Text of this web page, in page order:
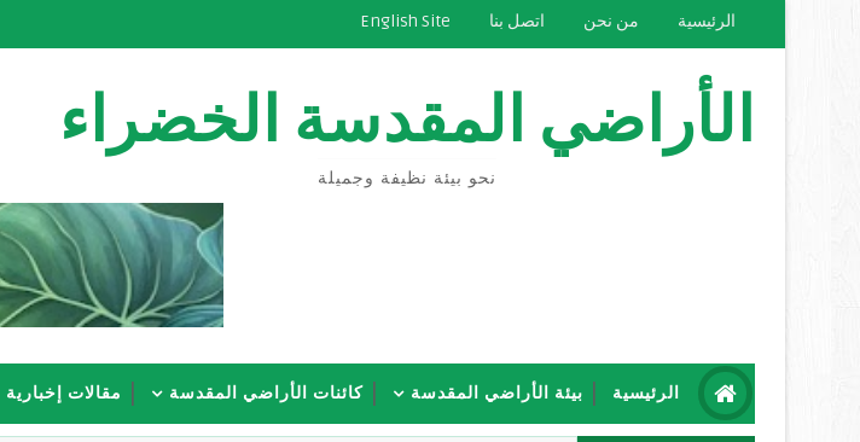
الرئيسية من نحن اتصل بنا English Site
الأراضي المقدسة الخضراء
نحو بيئة نظيفة وجميلة
الرئيسية بيئة الأراضي المقدسة كائنات الأراضي المقدسة مقالات إخبارية